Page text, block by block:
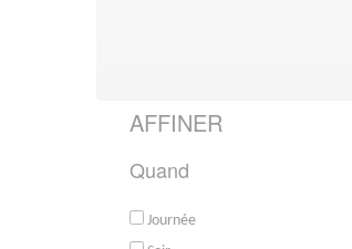
AFFINER
Quand
Journée